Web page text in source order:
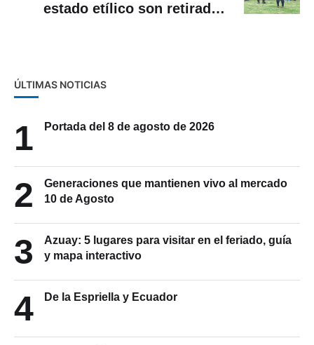
estado etílico son retiradas
ÚLTIMAS NOTICIAS
1 Portada del 8 de agosto de 2026
2
Generaciones que mantienen vivo al mercado
10 de Agosto
3
Azuay: 5 lugares para visitar en el feriado, guía
y mapa interactivo
4 De la Espriella y Ecuador